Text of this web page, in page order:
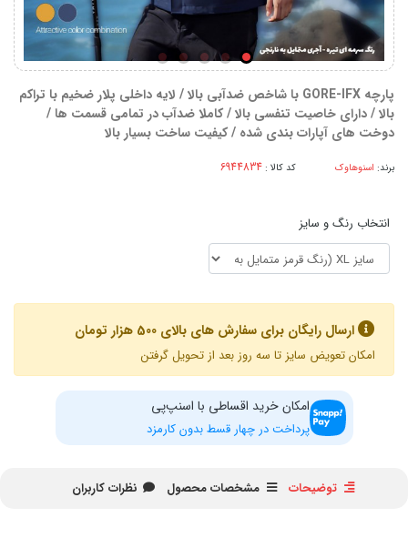
پارچه GORE-IFX با شاخص ضدآبی بالا / لایه داخلی پلار ضخیم با تراکم
بالا / دارای خاصیت تنفسی بالا / کاملا ضدآب در تمامی قسمت ها /
دوخت های آپارات بندی شده / کیفیت ساخت بسیار بالا
برند: اسنوهاوک کد کالا :
انتخاب رنگ و سایز
ارسال رایگان برای سفارش های بالای 500 هزار تومان
امکان تعویض سایز تا سه روز بعد از تحویل گرفتن
امکان خرید اقساطی با اسنپ‌پی
پرداخت در چهار قسط بدون کارمزد
توضیحات مشخصات محصول نظرات کاربران